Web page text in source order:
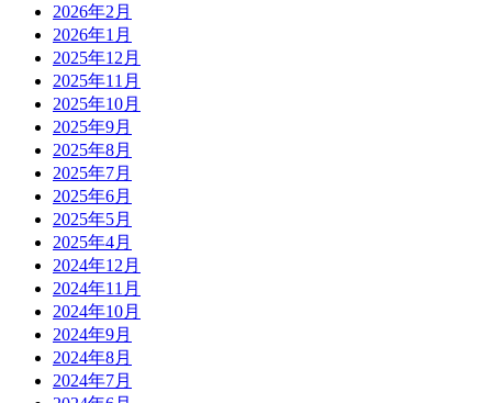
2026年2月
2026年1月
2025年12月
2025年11月
2025年10月
2025年9月
2025年8月
2025年7月
2025年6月
2025年5月
2025年4月
2024年12月
2024年11月
2024年10月
2024年9月
2024年8月
2024年7月